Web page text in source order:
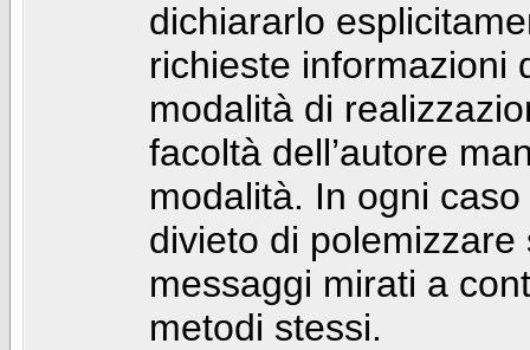
dichiararlo
richieste informazioni
modalità di
facoltà dell’autore
modalità. In ogni
divieto di
messaggi mirati a
metodi stessi.